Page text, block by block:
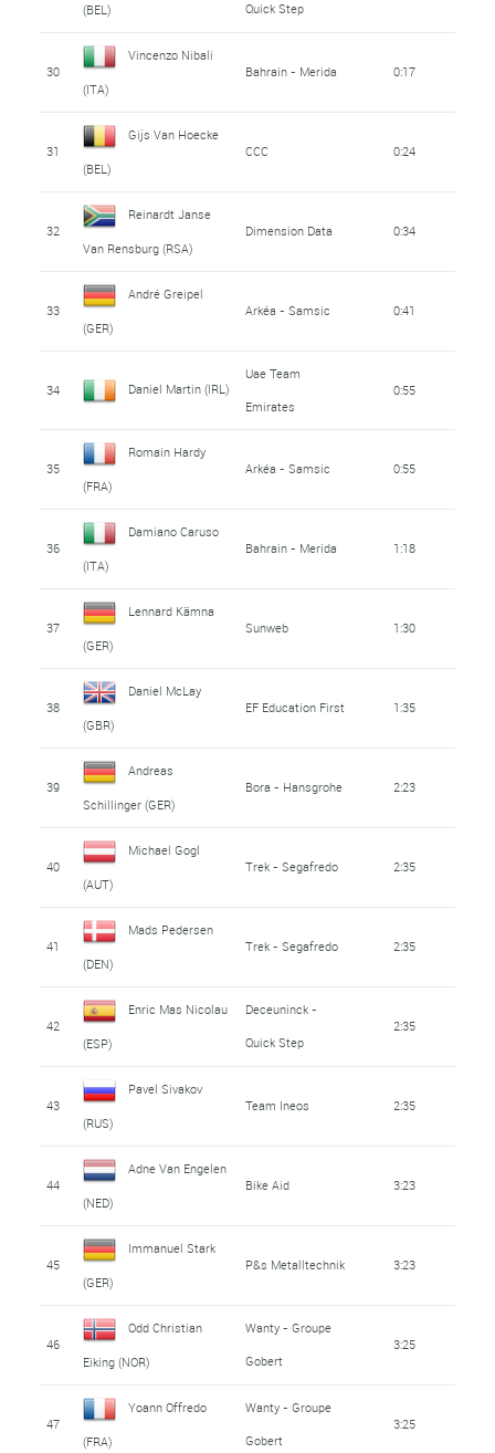
(BEL)
Quick Step
30
Vincenzo Nibali
(ITA)
Bahrain - Merida 0:17
31
Gijs Van Hoecke
(BEL)
CCC 0:24
32
Reinardt Janse
Van Rensburg (RSA)
Dimension Data 0:34
33
André Greipel
(GER)
Arkéa - Samsic 0:41
34 Daniel Martin (IRL)
Uae Team
Emirates
0:55
35
Romain Hardy
(FRA)
Arkéa - Samsic 0:55
36
Damiano Caruso
(ITA)
Bahrain - Merida 1:18
37
Lennard Kämna
(GER)
Sunweb 1:30
38
Daniel McLay
(GBR)
EF Education First 1:35
39
Andreas
Schillinger (GER)
Bora - Hansgrohe 2:23
40
Michael Gogl
(AUT)
Trek - Segafredo 2:35
41
Mads Pedersen
(DEN)
Trek - Segafredo 2:35
42
Enric Mas Nicolau
(ESP)
Deceuninck -
Quick Step
2:35
43
Pavel Sivakov
(RUS)
Team Ineos 2:35
44
Adne Van Engelen
(NED)
Bike Aid 3:23
45
Immanuel Stark
(GER)
P&s Metalltechnik 3:23
46
Odd Christian
Eiking (NOR)
Wanty - Groupe
Gobert
3:25
47
Yoann Offredo
(FRA)
Wanty - Groupe
Gobert
3:25